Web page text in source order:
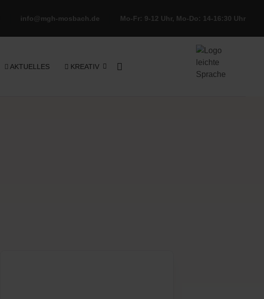
info@mgh-mosbach.de Mo-Fr: 9-12 Uhr, Mo-Do: 14-16:30 Uhr
AKTUELLES KREATIV